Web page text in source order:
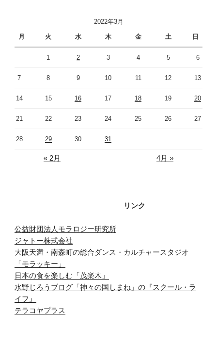
2022年3月
月 火 水 木 金 土 日
1 2 3 4 5 6
7 8 9 10 11 12 13
14 15 16 17 18 19 20
21 22 23 24 25 26 27
28 29 30 31
« 2月 4月 »
リンク
公益財団法人モラロジー研究所
ジャトー株式会社
大阪天満・南森町の総合ダンス・カルチャースタジオ
「モラッキー」
日本の食を楽しむ「茂楽木」
水野じろうブログ「神々の国しまね」の『スクール・ラ
イフ』
テラコヤプラス